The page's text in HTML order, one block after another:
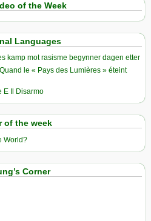
of the Week
Languages
kamp mot rasisme begynner dagen etter
le « Pays des Lumières » éteint
E Il Disarmo
of the week
World?
Corner